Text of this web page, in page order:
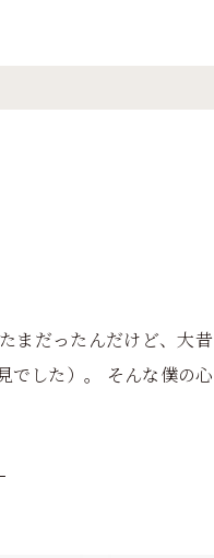
まだったんだけど、大昔
でした）。 そんな僕の心